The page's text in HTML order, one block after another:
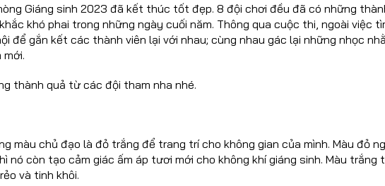
Giáng sinh 2023 đã kết thúc tốt đẹp. 8 đội chơi đều đã có những
khó phai trong những ngày cuối năm. Thông qua cuộc thi, ngoài việc
để gắn kết các thành viên lại với nhau; cùng nhau gác lại những nhọc
thành quả từ các đội tham nha nhé.
màu chủ đạo là đỏ trắng để trang trí cho không gian của mình. Màu đỏ
nó còn tạo cảm giác ấm áp tươi mới cho không khí giáng sinh. Màu
và tinh khôi.